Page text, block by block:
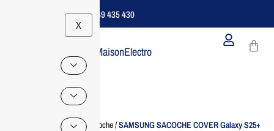
Support B2B Dédié | 06 49 435 430
X
MaisonElectro
Accessoire IT /Sacoche/ SAMSUNG SACOCHE COVER Galaxy S25+